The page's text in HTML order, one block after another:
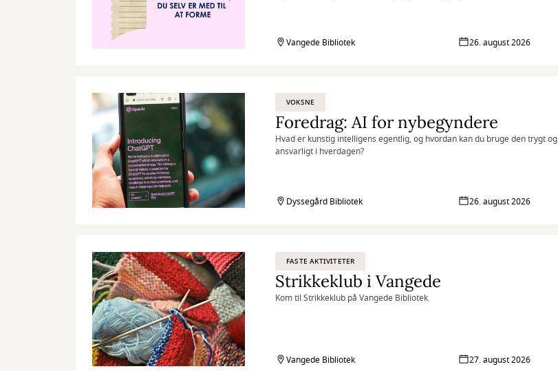
Vangede Bibliotek 26. august 2026
VOKSNE
Foredrag: AI for nybegyndere
Hvad er kunstig intelligens egentlig, og hvordan kan du bruge den trygt og
ansvarligt i hverdagen?
Dyssegård Bibliotek 26. august 2026
FASTE AKTIVITETER
Strikkeklub i Vangede
Kom til Strikkeklub på Vangede Bibliotek.
Vangede Bibliotek 27. august 2026